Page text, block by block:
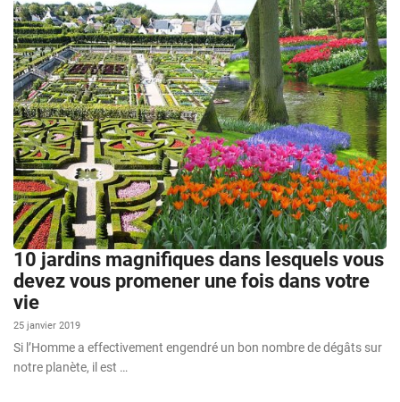
10 jardins magnifiques dans lesquels vous
devez vous promener une fois dans votre
vie
25 janvier 2019
Si l’Homme a effectivement engendré un bon nombre de dégâts sur
notre planète, il est …